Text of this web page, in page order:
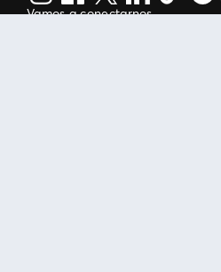
Vamos a conectarnos